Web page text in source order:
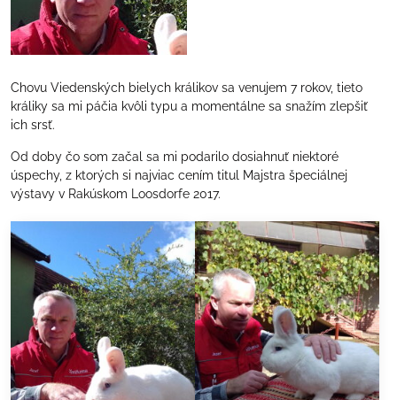
Chovu Viedenských bielych králikov sa venujem 7 rokov, tieto
králiky sa mi páčia kvôli typu a momentálne sa snažím zlepšiť
ich srsť.
Od doby čo som začal sa mi podarilo dosiahnuť niektoré
úspechy, z ktorých si najviac cením titul Majstra špeciálnej
výstavy v Rakúskom Loosdorfe 2017.